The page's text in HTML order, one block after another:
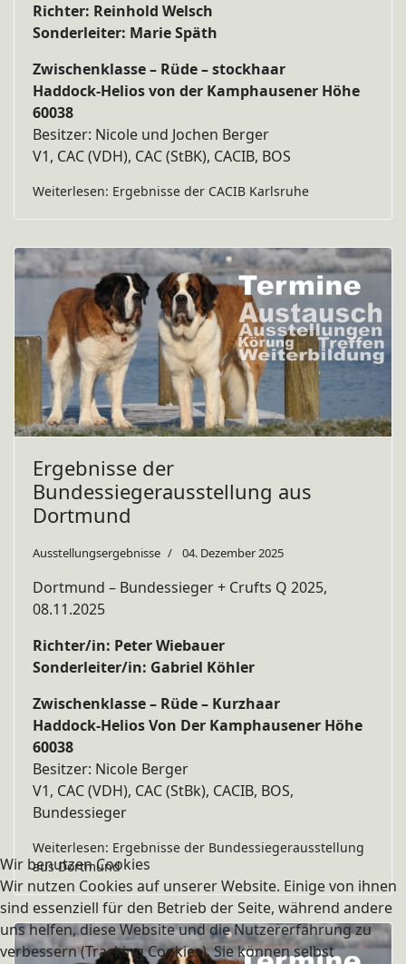
Richter: Reinhold Welsch
Sonderleiter: Marie Späth
Zwischenklasse – Rüde – stockhaar
Haddock-Helios von der Kamphausener Höhe
60038
Besitzer: Nicole und Jochen Berger
V1, CAC (VDH), CAC (StBK), CACIB, BOS
Weiterlesen: Ergebnisse der CACIB Karlsruhe
Ergebnisse der
Bundessiegerausstellung aus
Dortmund
Ausstellungsergebnisse 04. Dezember 2025
Dortmund – Bundessieger + Crufts Q 2025,
08.11.2025
Richter/in: Peter Wiebauer
Sonderleiter/in: Gabriel Köhler
Zwischenklasse – Rüde – Kurzhaar
Haddock-Helios Von Der Kamphausener Höhe
60038
Besitzer: Nicole Berger
V1, CAC (VDH), CAC (StBk), CACIB, BOS,
Bundessieger
Weiterlesen: Ergebnisse der Bundessiegerausstellung
aus Dortmund
Wir benutzen Cookies
Wir nutzen Cookies auf unserer Website. Einige von ihnen
sind essenziell für den Betrieb der Seite, während andere
uns helfen, diese Website und die Nutzererfahrung zu
verbessern (Tracking Cookies). Sie können selbst